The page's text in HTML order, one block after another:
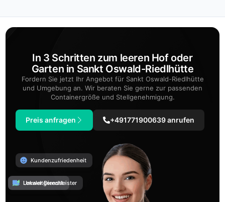
In 3 Schritten zum leeren Hof oder
Garten in Sankt Oswald-Riedlhütte
Fordern Sie jetzt Ihr Angebot für Sankt Oswald-Riedlhütte
und Umgebung an. Wir beraten Sie gerne zur passenden
Containergröße und Stellgenehmigung.
Preis anfragen +491771900639 anrufen
Kundenzufriedenheit
Umweltgerecht
Lokaler Dienstleister